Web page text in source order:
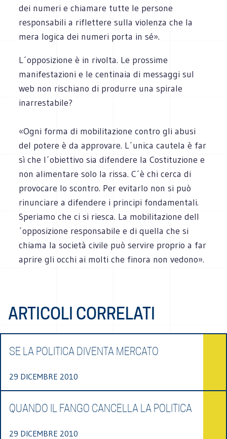
dei numeri e chiamare tutte le persone
responsabili a riflettere sulla violenza che la
mera logica dei numeri porta in sé».
L´opposizione è in rivolta. Le prossime
manifestazioni e le centinaia di messaggi sul
web non rischiano di produrre una spirale
inarrestabile?
«Ogni forma di mobilitazione contro gli abusi
del potere è da approvare. L´unica cautela è far
sì che l´obiettivo sia difendere la Costituzione e
non alimentare solo la rissa. C´è chi cerca di
provocare lo scontro. Per evitarlo non si può
rinunciare a difendere i principi fondamentali.
Speriamo che ci si riesca. La mobilitazione dell
´opposizione responsabile e di quella che si
chiama la società civile può servire proprio a far
aprire gli occhi ai molti che finora non vedono».
ARTICOLI CORRELATI
SE LA POLITICA DIVENTA MERCATO
29 DICEMBRE 2010
QUANDO IL FANGO CANCELLA LA POLITICA
29 DICEMBRE 2010